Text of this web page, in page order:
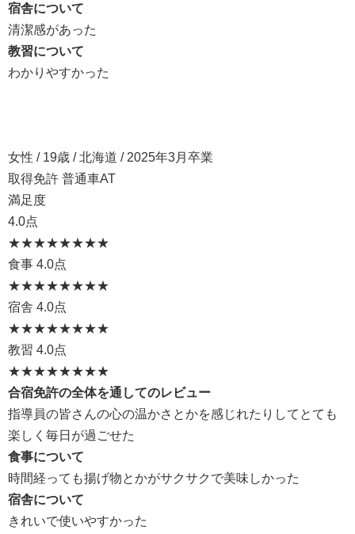
宿舎について
清潔感があった
教習について
わかりやすかった
女性 / 19歳 / 北海道 / 2025年3月卒業
取得免許 普通車AT
満足度
4.0点
★★★★★★★★
食事 4.0点
★★★★★★★★
宿舎 4.0点
★★★★★★★★
教習 4.0点
★★★★★★★★
合宿免許の全体を通してのレビュー
指導員の皆さんの心の温かさとかを感じれたりしてとても
楽しく毎日が過ごせた
食事について
時間経っても揚げ物とかがサクサクで美味しかった
宿舎について
きれいで使いやすかった